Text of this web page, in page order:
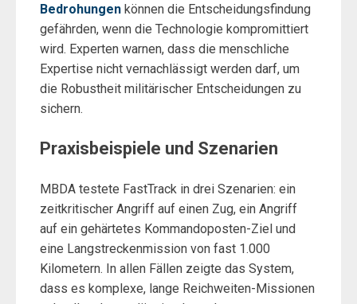
Bedrohungen können die Entscheidungsfindung
gefährden, wenn die Technologie kompromittiert
wird. Experten warnen, dass die menschliche
Expertise nicht vernachlässigt werden darf, um
die Robustheit militärischer Entscheidungen zu
sichern.
Praxisbeispiele und Szenarien
MBDA testete FastTrack in drei Szenarien: ein
zeitkritischer Angriff auf einen Zug, ein Angriff
auf ein gehärtetes Kommandoposten-Ziel und
eine Langstreckenmission von fast 1.000
Kilometern. In allen Fällen zeigte das System,
dass es komplexe, lange Reichweiten-Missionen